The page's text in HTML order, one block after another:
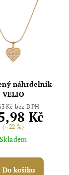
náhrdelník
VELIO
Kč bez DPH
Kč
(–22 %)
Skladem
Do košíku